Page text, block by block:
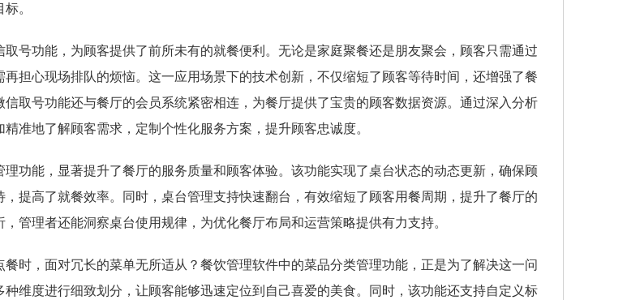
。
号功能，为顾客提供了前所未有的就餐便利。无论是家庭聚餐还是朋友聚会，顾客只需通过
担心现场排队的烦恼。这一应用场景下的技术创新，不仅缩短了顾客等待时间，还增强了餐
信取号功能还与餐厅的会员系统紧密相连，为餐厅提供了宝贵的顾客数据资源。通过深入分析
准地了解顾客需求，定制个性化服务方案，提升顾客忠诚度。
功能，显著提升了餐厅的服务质量和顾客体验。该功能实现了桌台状态的动态更新，确保顾
提高了就餐效率。同时，桌台管理支持快速翻台，有效缩短了顾客用餐周期，提升了餐厅的
管理者还能洞察桌台使用规律，为优化餐厅布局和运营策略提供有力支持。
时，面对冗长的菜单无所适从？餐饮管理软件中的菜品分类管理功能，正是为了解决这一问
种维度进行细致划分，让顾客能够迅速定位到自己喜爱的美食。同时，该功能还支持自定义标